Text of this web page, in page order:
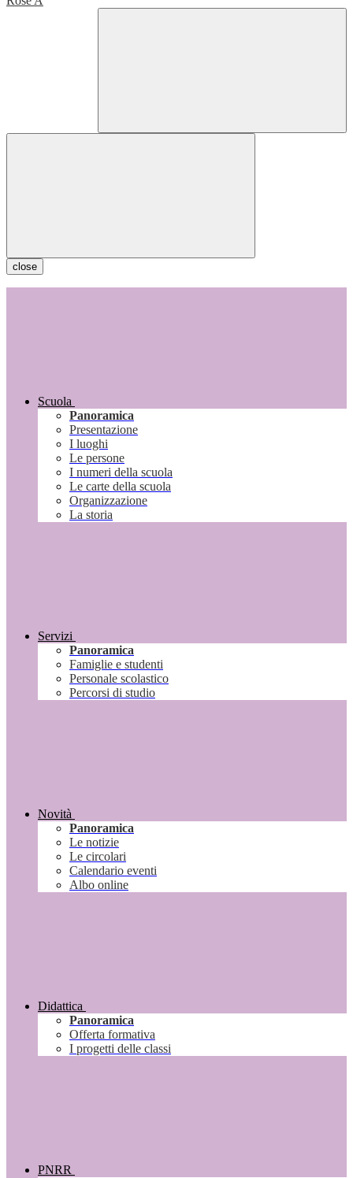
close
Scuola
Panoramica
Presentazione
I luoghi
Le persone
I numeri della scuola
Le carte della scuola
Organizzazione
La storia
Servizi
Panoramica
Famiglie e studenti
Personale scolastico
Percorsi di studio
Novità
Panoramica
Le notizie
Le circolari
Calendario eventi
Albo online
Didattica
Panoramica
Offerta formativa
I progetti delle classi
PNRR